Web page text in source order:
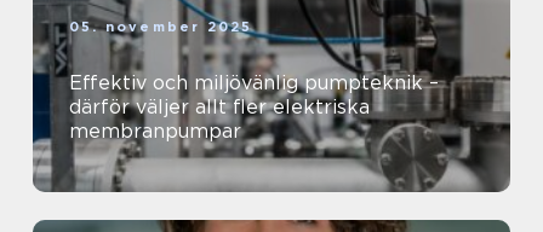
05. november 2025
Effektiv och miljövänlig pumpteknik –
därför väljer allt fler elektriska
membranpumpar